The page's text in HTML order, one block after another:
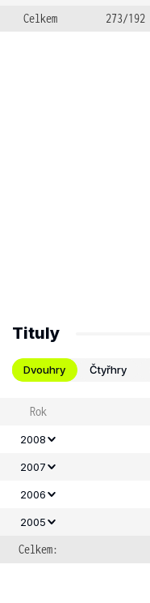
Celkem 273/192
Tituly
Dvouhry Čtyřhry
Rok
2008
2007
2006
2005
Celkem: